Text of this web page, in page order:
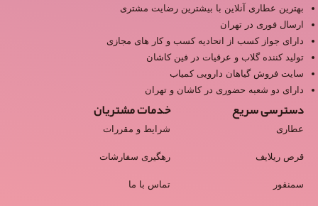
بهترین عطاری آنلاین با بیشترین رضایت مشتری
ارسال فوری در تهران
دارای جواز کسب از اتحادیه کسب و کار های مجازی
تولید کننده گلاب و عرقیات در فین کاشان
سایت فروش گیاهان دارویی کمیاب
دارای دو شعبه حضوری در کاشان و تهران
دسترسی سریع
عطاری
قرص ریلایف
سمنقور
خدمات مشتریان
شرایط و مقررات
رهگیری سفارشات
تماس با ما